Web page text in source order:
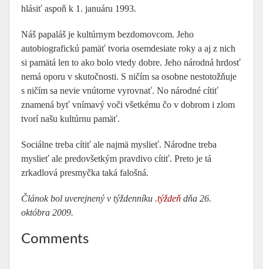
hlásiť aspoň k 1. januáru 1993.
Náš papaláš je kultúrnym bezdomovcom. Jeho
autobiografickú pamäť tvoria osemdesiate roky a aj z nich
si pamätá len to ako bolo vtedy dobre. Jeho národná hrdosť
nemá oporu v skutočnosti. S ničím sa osobne nestotožňuje
s ničím sa nevie vnútorne vyrovnať. No národné cítiť
znamená byť vnímavý voči všetkému čo v dobrom i zlom
tvorí našu kultúrnu pamäť.
Sociálne treba cítiť ale najmä myslieť. Národne treba
myslieť ale predovšetkým pravdivo cítiť. Preto je tá
zrkadlová presmyčka taká falošná.
Článok bol uverejnený v týždenníku .týždeň dňa 26.
októbra 2009.
Comments